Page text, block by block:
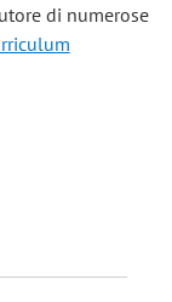
di numerose